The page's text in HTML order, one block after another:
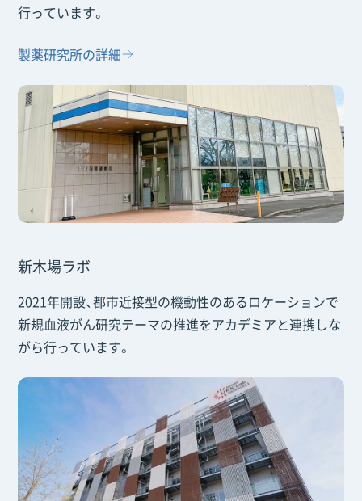
行っています。
製薬研究所の詳細
新木場ラボ
2021年開設、都市近接型の機動性のあるロケーションで
新規血液がん研究テーマの推進をアカデミアと連携しな
がら行っています。